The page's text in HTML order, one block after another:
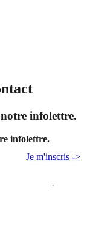
infolettre.
infolettre.
Je m'inscris ->